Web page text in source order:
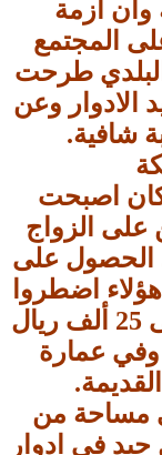
وان ازمة
المجتمع
البلدي طرحت
وعن
شافية.
اصبحت
على الزواج
الحصول على
اضطروا
للاستئجار بمبالغ خيالية تصل الى 25 ألف ريال
عمارة
مساحة من
في ادوار